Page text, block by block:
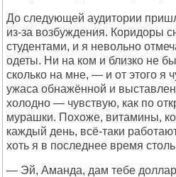
До следующей аудитории
из-за возбуждения. Коридоры
студентами, и я невольно
одеты. Ни на ком и близко не
сколько на мне, — и от этого я
ужаса обнажённой и
холодно — чувствую, как по
мурашки. Похоже, витамины,
каждый день, всё-таки
хоть я в последнее время
— Эй, Аманда, дам тебе